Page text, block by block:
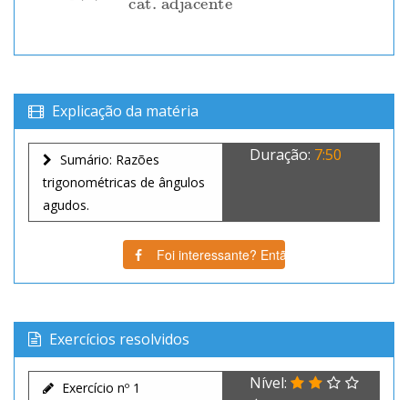
Explicação da matéria
Sumário: Razões
trigonométricas de ângulos
agudos.
Duração: 7:50
Foi interessante? Então partilha!
Exercícios resolvidos
Exercício nº 1 Nível: